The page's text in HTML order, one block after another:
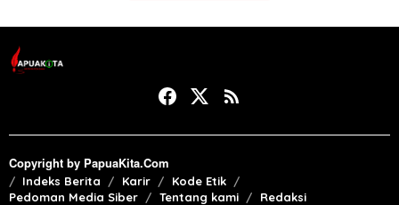
Copyright by PapuaKita.Com
Indeks Berita Karir
Kode Etik
Pedoman Media Siber
Tentang kami Redaksi